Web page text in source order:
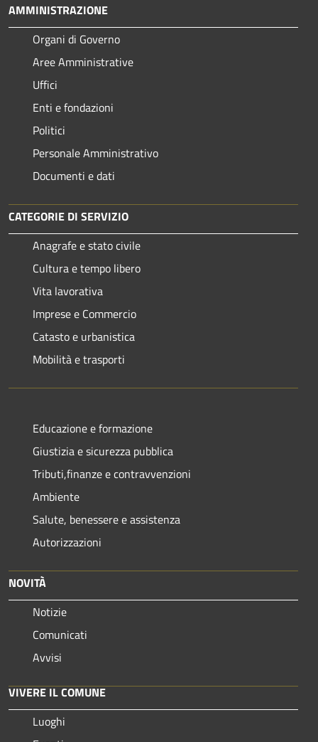
AMMINISTRAZIONE
Organi di Governo
Aree Amministrative
Uffici
Enti e fondazioni
Politici
Personale Amministrativo
Documenti e dati
CATEGORIE DI SERVIZIO
Anagrafe e stato civile
Cultura e tempo libero
Vita lavorativa
Imprese e Commercio
Catasto e urbanistica
Mobilità e trasporti
Educazione e formazione
Giustizia e sicurezza pubblica
Tributi,finanze e contravvenzioni
Ambiente
Salute, benessere e assistenza
Autorizzazioni
NOVITÀ
Notizie
Comunicati
Avvisi
VIVERE IL COMUNE
Luoghi